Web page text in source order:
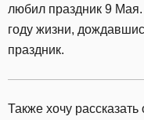
любил праздник 9
году жизни,
праздник.
Также хочу